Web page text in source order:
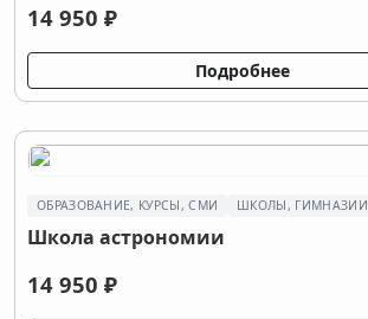
14 950 ₽
Подробнее
ОБРАЗОВАНИЕ, КУРСЫ, СМИ ШКОЛЫ, ГИМНАЗИИ
Школа астрономии
14 950 ₽